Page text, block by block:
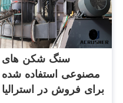
سنگ شکن های
مصنوعی استفاده شده
برای فروش در استرالیا